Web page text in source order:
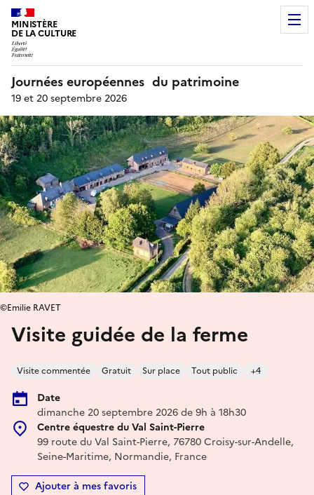
MINISTÈRE
DE LA CULTURE
Journées européennes du patrimoine
19 et 20 septembre 2026
Visite guidée de la ferme
Visite commentée Gratuit Sur place Tout public +4
Date
dimanche 20 septembre 2026 de 9h à 18h30
Centre équestre du Val Saint-Pierre
99 route du Val Saint-Pierre, 76780 Croisy-sur-Andelle,
Seine-Maritime, Normandie, France
Ajouter à mes favoris
©Emilie RAVET